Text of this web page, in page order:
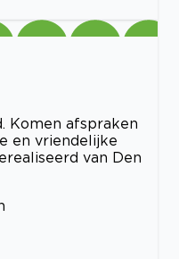
Komen afspraken
en vriendelijke
van Den